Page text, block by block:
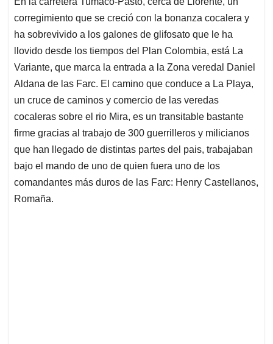
s
A
p
p
b
o
o
k
e
d
I
n
l
a
d
s
corregimiento que se creció con la bonanza cocalera y
ha sobrevivido a los galones de glifosato que le ha
llovido desde los tiempos del Plan Colombia, está La
Variante, que marca la entrada a la Zona veredal Daniel
Aldana de las Farc. El camino que conduce a La Playa,
un cruce de caminos y comercio de las veredas
cocaleras sobre el rio Mira, es un transitable bastante
firme gracias al trabajo de 300 guerrilleros y milicianos
que han llegado de distintas partes del pais, trabajaban
bajo el mando de uno de quien fuera uno de los
comandantes más duros de las Farc: Henry Castellanos,
Romaña.